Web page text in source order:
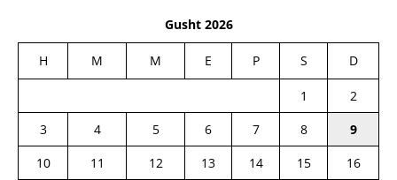
Gusht 2026
H M M E P S D
1
2
3
4 5 6 7 8
9
10
11 12 13 14 15
16